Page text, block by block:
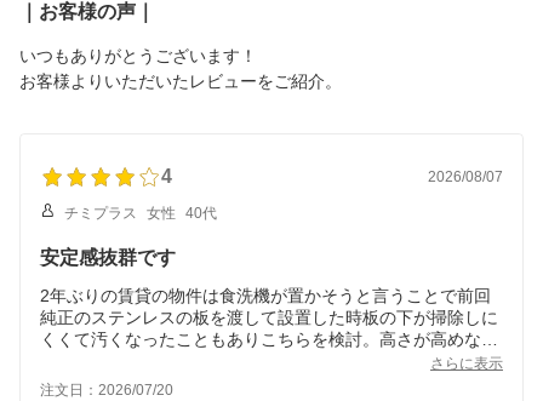
0 ポイント5倍
｜お客様の声｜
いつもありがとうございます！
お客様よりいただいたレビューをご紹介。
4 2026/08/07
チミプラス 女性 40代
安定感抜群です
2年ぶりの賃貸の物件は食洗機が置かそうと言うことで前回
純正のステンレスの板を渡して設置した時板の下が掃除しに
くくて汚くなったこともありこちらを検討。高さが高めなの
で照明の位置も確かめて購入。後になってから水栓の高さが
ドアに当たり全開しなかったのですが、これを使うと高さが
さらに表示
注文日：2026/07/20